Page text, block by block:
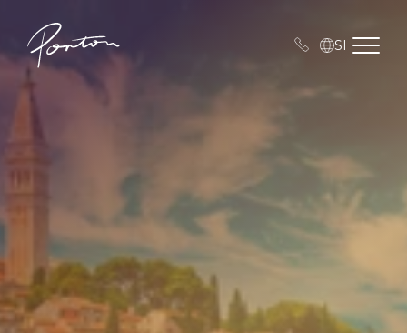
Porton
SI Open